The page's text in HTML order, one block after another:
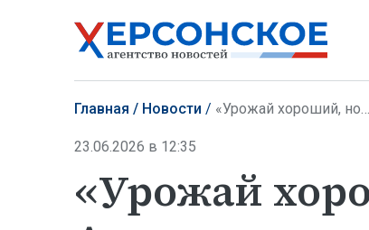
Главная Новости «Урожай хороший, но…».
23.06.2026 в 12:35
«Урожай